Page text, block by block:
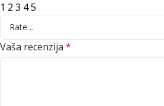
1 2 3 45
Vaša recenzija *